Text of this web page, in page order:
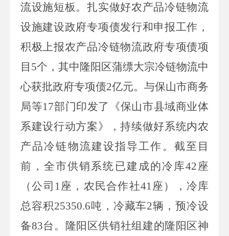
流设施短板。扎实做好农产品冷链物流
设施建设政府专项债发行和申报工作，
积极上报农产品冷链物流政府专项债项
目 5个，其中隆阳区蒲缥大宗冷链物流中
心获批政府专项债2亿元。与保山市商务
局等17部门印发了《保山市县域商业体
系建设行动方案》，持续做好系统内农
产品冷链物流建设指导工作。截至目
前，全市供销系统已建成的冷库42 座
（公司 1座，农民合作社41座），冷库
总容积25350.6吨，冷藏车2辆，预冷设
备83台。隆阳区供销社组建的隆阳区神